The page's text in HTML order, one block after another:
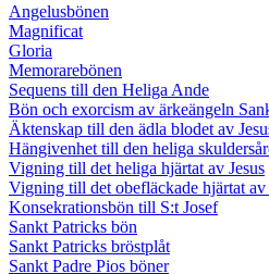
Angelusbönen
Magnificat
Gloria
Memorarebönen
Sequens till den Heliga Ande
Bön och exorcism av ärkeängeln
Äktenskap till den ädla blodet av
Hängivenhet till den heliga
Vigning till det heliga hjärtat av Jesus
Vigning till det obefläckade hjärtat
Konsekrationsbön till S:t Josef
Sankt Patricks bön
Sankt Patricks bröstplåt
Sankt Padre Pios böner